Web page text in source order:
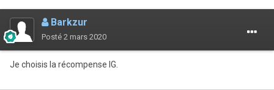
Barkzur
Posté 2 mars 2020
Je choisis la récompense IG.